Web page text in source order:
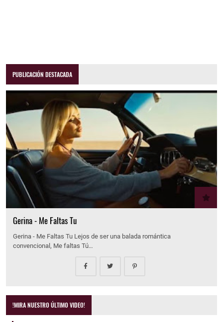
PUBLICACIÓN DESTACADA
Gerina - Me Faltas Tu
Gerina - Me Faltas Tu Lejos de ser una balada romántica
convencional, Me faltas Tú…
!MIRA NUESTRO ÚLTIMO VIDEO!